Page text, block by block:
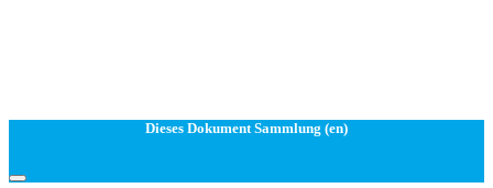
Dieses Dokument Sammlung (en)